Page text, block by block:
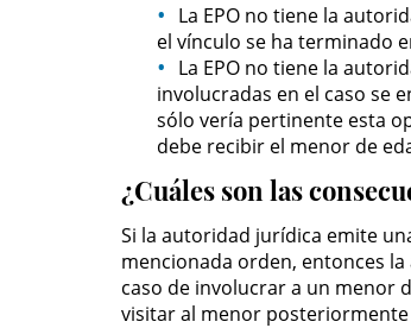
La EPO no tiene la
el vínculo se ha terminado
La EPO no tiene la
involucradas en el caso se
sólo vería pertinente esta
debe recibir el menor de
¿Cuáles son las
Si la autoridad jurídica emite
mencionada orden, entonces
caso de involucrar a un menor
visitar al menor posteriormente